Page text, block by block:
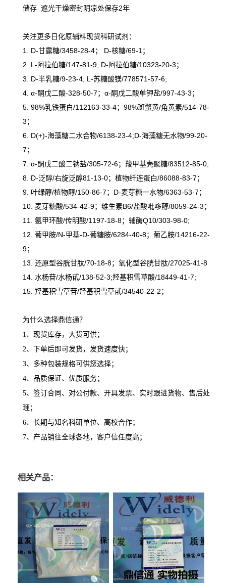
储存 遮光干燥密封阴凉处保存2年
关注更多日化原辅料现货科研试剂：
1. D-甘露糖/3458-28-4； D-核糖/69-1；
2. L-阿拉伯糖/147-81-9; D-阿拉伯糖/10323-20-3；
3. D-半乳糖/9-23-4; L-苏糖酸镁/778571-57-6;
4. α-酮戊二酸-328-50-7；α-酮戊二酸单钾盐/997-43-3；
5. 98%乳铁蛋白/112163-33-4；98%斑蝥黄/角黄素/514-78-
3；
6. D(+)-海藻糖二水合物/6138-23-4;D-海藻糖无水物/99-20-
7；
7. α-酮戊二酸二钠盐/305-72-6；羧甲基壳聚糖/83512-85-0;
8. D-泛醇/右旋泛醇81-13-0；植物纤连蛋白/86088-83-7；
9. 叶绿醇/植物醇/150-86-7；D-麦芽糖一水物/6363-53-7；
10. 麦芽糖酸/534-42-9；维生素B6/盐酸吡哆醇/8059-24-3；
11. 氨甲环酸/传明酸/1197-18-8；辅酶Q10/303-98-0;
12. 葡甲胺/N-甲基-D-葡糖胺/6284-40-8；葡乙胺/14216-22-
9；
13. 还原型谷胱甘肽/70-18-8；氧化型谷胱甘肽/27025-41-8
14. 水杨苷/水杨甙/138-52-3;羟基积雪草酸/18449-41-7;
15. 羟基积雪草苷/羟基积雪草甙/34540-22-2；
为什么选择鼎信通？
1、现货库存，大货可供；
2、下单后即可发货，发货速度快；
3、多种包装规格可供您选择；
4、品质保证、优质服务；
5、签订合同、对公付款、开具发票、实时跟进货物、售后处
理；
6、长期与知名科研单位、高校合作；
7、产品销往全球各地，客户信任度高；
相关产品：